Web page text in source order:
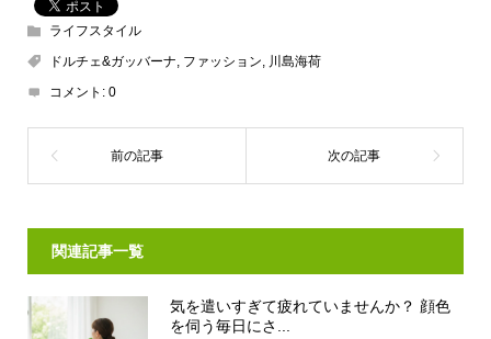
ライフスタイル
ドルチェ&ガッバーナ, ファッション, 川島海荷
コメント: 0
関連記事一覧
気を遣いすぎて疲れていませんか？ 顔色
を伺う毎日にさ...